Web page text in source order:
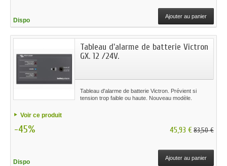
Dispo
Ajouter au panier
Tableau d'alarme de batterie Victron
GX. 12 /24V.
Tableau d'alarme de batterie Victron. Prévient si
tension trop faible ou haute. Nouveau modèle.
Voir ce produit
-45% 45,93 €83,50 €
Dispo
Ajouter au panier